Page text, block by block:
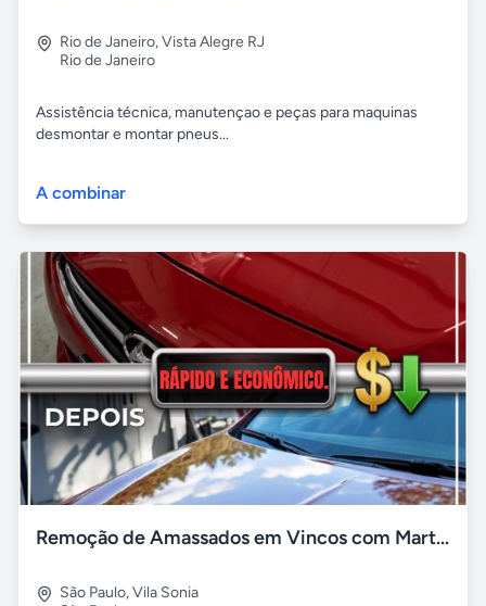
Rio de Janeiro,Vista Alegre RJ
Rio de Janeiro
Assistência técnica, manutençao e peças para maquinas
desmontar e montar pneus...
A combinar
Remoção de Amassados em Vincos com Martelinho de Ouro
São Paulo,Vila Sonia